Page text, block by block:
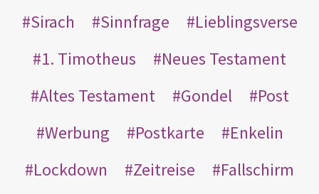
Sirach
Sinnfrage
Lieblingsverse
1. Timotheus
Neues Testament
Altes Testament
Gondel
Post
Werbung
Postkarte
Enkelin
Lockdown
Zeitreise
Fallschirm